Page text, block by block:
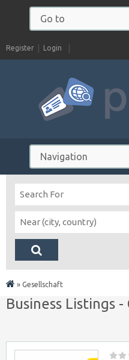
Register Login
» Gesellschaft
Business Listings